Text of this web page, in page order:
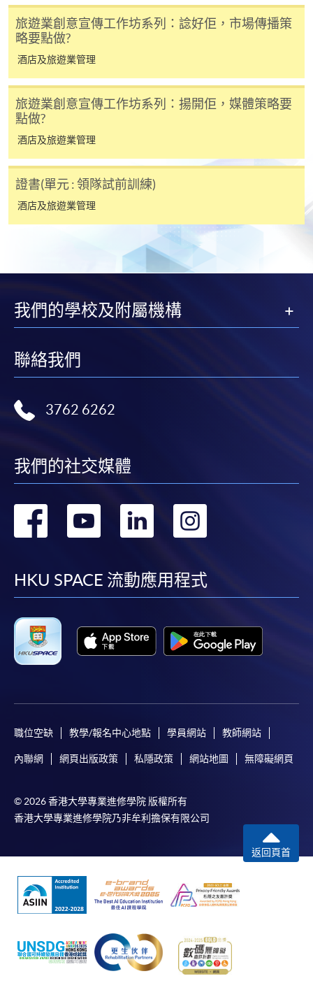
親身報名/郵遞
報讀新課程
凡以「先到先得」為取錄方式的課程，請填妥
SF26報名表，親往報名中心或以郵遞方式連同學
[下載報名表SF26]
申請學歷頒授及專業課程可能需要其他資料，報名
表格後，請連同報名費/學費以及所需證明文件親
往報名中心或以郵遞方式遞交。
報讀同一學歷頒授課程內其他單元
用於一般學歷頒授課程。
(「通知」)，請填妥有關「通知」，並親往報名中
有關繳費詳情，請參閱
何疑問，請詳閱個別課程資料，或聯絡有關課程負責
課程/科目報名注意事項:
JavaScript程式瀏覽器的電腦上進行。建議選用
申請人不應閒置申請超過10分鐘。否則，申請人
必須重新開始整個申請程序。
網上報名只支援「提早報讀優惠」。如需享用其他
在網上報名過程中，由於提交課程申請和付款在系
功被獲取錄。任何不成功的申請，課程組職員將儘
快與 閣下聯絡。
程/科目只可提交一次申請。
在網上報名過程中，付款成功後，網頁將顯示付款
確認。另外，確認電子郵件亦會發送到 閣下的電
子郵件帳戶。請保留確定回條作日後查詢用途。
除特殊情況(例如課程因報名人數不足而被取消)及
法例規定外，一切已繳費用，概不退還。
如須甄選入學，則正式收據並不可作為 閣下已獲
取錄的證明。學院將在截止報名日期後儘快通知申
請者是否獲取錄。落選的申請人將獲退還已繳交的
學費。
旅遊業創意宣傳工作坊系列：諗好佢，市場傳播策
略要點做?
酒店及旅遊業管理
旅遊業創意宣傳工作坊系列：揚開佢，媒體策略要
點做?
酒店及旅遊業管理
證書(單元 : 領隊試前訓練)
酒店及旅遊業管理
我們的學校及附屬機構
聯絡我們
3762 6262
我們的社交媒體
轉
facebook
轉
youtube
轉
linkedin
轉
HKU SPACE 流動應用程式
職位空缺 教學/報名中心地點 學員網站 教師網站
內聯網 網頁出版政策 私隱政策 網站地圖 無障礙網頁
© 2026 香港大學專業進修學院 版權所有
香港大學專業進修學院乃非牟利擔保有限公司
返回頁首